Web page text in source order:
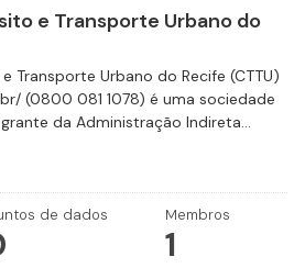
e Transporte Urbano do
Transporte Urbano do Recife (CTTU)
(0800 081 1078) é uma sociedade
da Administração Indireta...
de dados Membros
1